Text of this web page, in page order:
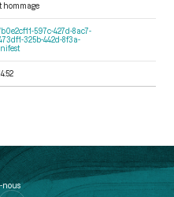
hommage
597c-427d-8ac7-
325b-442d-8f3a-
nous